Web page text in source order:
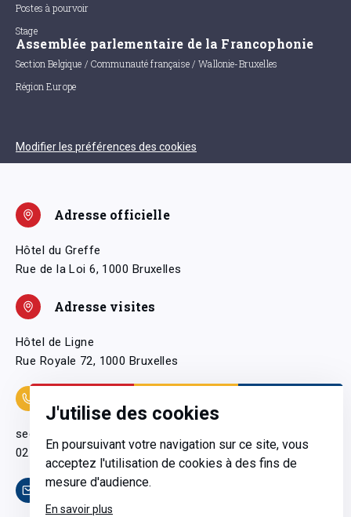
J'utilise des cookies
En poursuivant votre navigation sur ce site, vous
acceptez l'utilisation de cookies à des fins de
mesure d'audience.
En savoir plus
Postes à pourvoir
Stage
Assemblée parlementaire de la Francophonie
Section Belgique / Communauté française / Wallonie-Bruxelles
Région Europe
Modifier les préférences des cookies
Adresse officielle
Hôtel du Greffe
Rue de la Loi 6, 1000 Bruxelles
Adresse visites
Hôtel de Ligne
Rue Royale 72, 1000 Bruxelles
secretariatgeneral@pfwb.be
02 506 38 11
Contact